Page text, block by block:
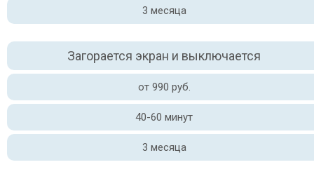
3 месяца
Загорается экран и выключается
от 990 руб.
40-60 минут
3 месяца